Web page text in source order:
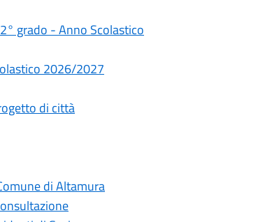
grado - Anno Scolastico
2026/2027
di città
di Altamura